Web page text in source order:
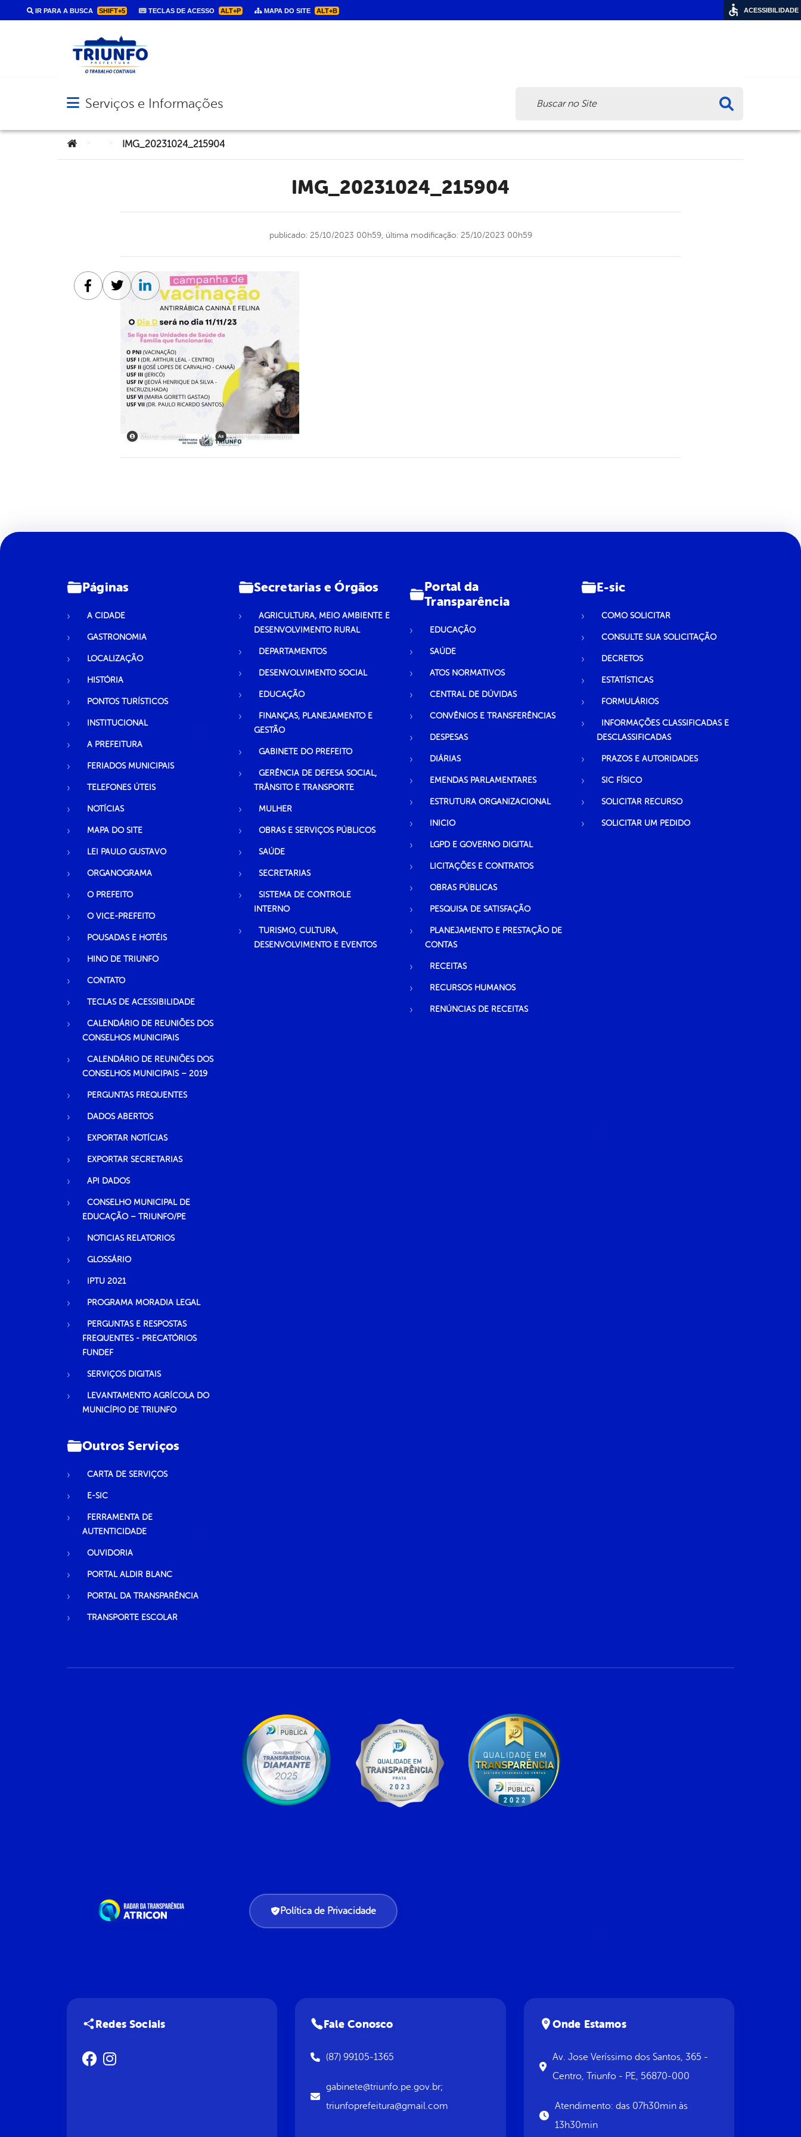
IR PARA A BUSCA SHIFT+5 TECLAS DE ACESSO ALT+P MAPA DO SITE ALT+B
Abrir menu principal de navegação
Serviços e Informações
Você está aqui:IMG_20231024_215904
IMG_20231024_215904
publicado: 25/10/2023 00h59, última modificação: 25/10/2023 00h59
Facebook
TwitterLinkedin
Páginas
A CIDADE
GASTRONOMIA
LOCALIZAÇÃO
HISTÓRIA
PONTOS TURÍSTICOS
INSTITUCIONAL
A PREFEITURA
FERIADOS MUNICIPAIS
TELEFONES ÚTEIS
NOTÍCIAS
MAPA DO SITE
LEI PAULO GUSTAVO
ORGANOGRAMA
O PREFEITO
O VICE-PREFEITO
POUSADAS E HOTÉIS
HINO DE TRIUNFO
CONTATO
TECLAS DE ACESSIBILIDADE
CALENDÁRIO DE REUNIÕES DOS
CONSELHOS MUNICIPAIS
CALENDÁRIO DE REUNIÕES DOS
CONSELHOS MUNICIPAIS – 2019
PERGUNTAS FREQUENTES
DADOS ABERTOS
EXPORTAR NOTÍCIAS
EXPORTAR SECRETARIAS
API DADOS
CONSELHO MUNICIPAL DE
EDUCAÇÃO – TRIUNFO/PE
NOTICIAS RELATORIOS
GLOSSÁRIO
IPTU 2021
PROGRAMA MORADIA LEGAL
PERGUNTAS E RESPOSTAS
FREQUENTES - PRECATÓRIOS
FUNDEF
SERVIÇOS DIGITAIS
LEVANTAMENTO AGRÍCOLA DO
MUNICÍPIO DE TRIUNFO
Secretarias e Órgãos
AGRICULTURA, MEIO AMBIENTE E
DESENVOLVIMENTO RURAL
DEPARTAMENTOS
DESENVOLVIMENTO SOCIAL
EDUCAÇÃO
FINANÇAS, PLANEJAMENTO E
GESTÃO
GABINETE DO PREFEITO
GERÊNCIA DE DEFESA SOCIAL,
TRÂNSITO E TRANSPORTE
MULHER
OBRAS E SERVIÇOS PÚBLICOS
SAÚDE
SECRETARIAS
SISTEMA DE CONTROLE
INTERNO
TURISMO, CULTURA,
DESENVOLVIMENTO E EVENTOS
Portal da
Transparência
EDUCAÇÃO
SAÚDE
ATOS NORMATIVOS
CENTRAL DE DÚVIDAS
CONVÊNIOS E TRANSFERÊNCIAS
DESPESAS
DIÁRIAS
EMENDAS PARLAMENTARES
ESTRUTURA ORGANIZACIONAL
INICIO
LGPD E GOVERNO DIGITAL
LICITAÇÕES E CONTRATOS
OBRAS PÚBLICAS
PESQUISA DE SATISFAÇÃO
PLANEJAMENTO E PRESTAÇÃO DE
CONTAS
RECEITAS
RECURSOS HUMANOS
RENÚNCIAS DE RECEITAS
E-sic
COMO SOLICITAR
CONSULTE SUA SOLICITAÇÃO
DECRETOS
ESTATÍSTICAS
FORMULÁRIOS
INFORMAÇÕES CLASSIFICADAS E
DESCLASSIFICADAS
PRAZOS E AUTORIDADES
SIC FÍSICO
SOLICITAR RECURSO
SOLICITAR UM PEDIDO
Outros Serviços
CARTA DE SERVIÇOS
E-SIC
FERRAMENTA DE
AUTENTICIDADE
OUVIDORIA
PORTAL ALDIR BLANC
PORTAL DA TRANSPARÊNCIA
TRANSPORTE ESCOLAR
Política de Privacidade
Redes Sociais Fale Conosco
(87) 99105-1365
gabinete@triunfo.pe.gov.br;
triunfoprefeitura@gmail.com
Onde Estamos
Av. Jose Veríssimo dos Santos, 365 -
Centro, Triunfo - PE, 56870-000
Atendimento: das 07h30min às
13h30min
ACESSIBILIDADE